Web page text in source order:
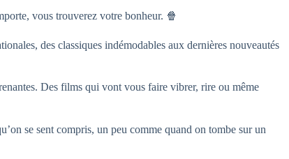
vous trouverez votre bonheur. 🍿
des classiques indémodables aux dernières nouveautés
Des films qui vont vous faire vibrer, rire ou même
se sent compris, un peu comme quand on tombe sur un